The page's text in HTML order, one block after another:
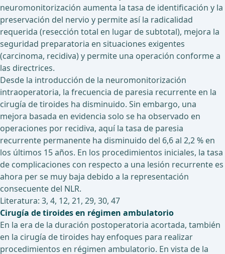
neuromonitorización aumenta la tasa de identificación y la
preservación del nervio y permite así la radicalidad
requerida (resección total en lugar de subtotal), mejora la
seguridad preparatoria en situaciones exigentes
(carcinoma, recidiva) y permite una operación conforme a
las directrices.
Desde la introducción de la neuromonitorización
intraoperatoria, la frecuencia de paresia recurrente en la
cirugía de tiroides ha disminuido. Sin embargo, una
mejora basada en evidencia solo se ha observado en
operaciones por recidiva, aquí la tasa de paresia
recurrente permanente ha disminuido del 6,6 al 2,2 % en
los últimos 15 años. En los procedimientos iniciales, la tasa
de complicaciones con respecto a una lesión recurrente es
ahora per se muy baja debido a la representación
consecuente del NLR.
Literatura: 3, 4, 12, 21, 29, 30, 47
Cirugía de tiroides en régimen ambulatorio
En la era de la duración postoperatoria acortada, también
en la cirugía de tiroides hay enfoques para realizar
procedimientos en régimen ambulatorio. En vista de la